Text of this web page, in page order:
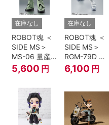
在庫なし
ROBOT魂 ＜
SIDE MS＞
MS-06 量産
型ザク ver.
A.N.I.M.E.
5,600 円
在庫なし
ROBOT魂 ＜
SIDE MS＞
RGM-79D ジ
ム寒冷地仕様
ver.
6,100 円